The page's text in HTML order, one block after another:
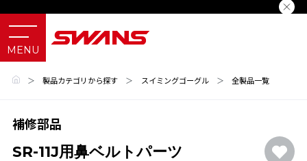
＞ 製品カテゴリから探す ＞ スイミングゴーグル ＞ 全製品一覧
補修部品
SR-11J用鼻ベルトパーツ